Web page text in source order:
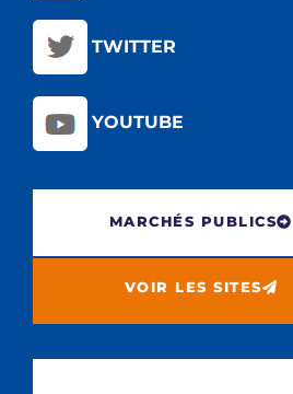
TWITTER
YOUTUBE
MARCHÉS PUBLICS
VOIR LES SITES